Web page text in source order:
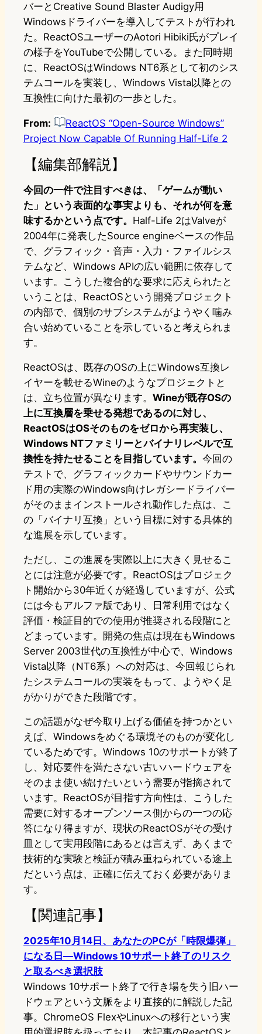
バーとCreative Sound Blaster Audigy用
Windowsドライバーを導入してテストが行われ
た。ReactOSユーザーのAotori Hibiki氏がプレイ
の様子をYouTubeで公開している。また同時期
に、ReactOSはWindows NT6系として初のシス
テムコールを実装し、Windows Vista以降との
互換性に向けた最初の一歩とした。
From:
ReactOS “Open-Source Windows”
Project Now Capable Of Running Half-Life 2
【編集部解説】
今回の一件で注目すべきは、「ゲームが動い
た」という表面的な事実よりも、それが何を意
味するかという点です。 Half-Life 2はValveが
2004年に発表したSource engineベースの作品
で、グラフィック・音声・入力・ファイルシス
テムなど、Windows APIの広い範囲に依存して
います。こうした複合的な要求に応えられたと
いうことは、ReactOSという開発プロジェクト
の内部で、個別のサブシステムがようやく噛み
合い始めていることを示していると考えられま
す。
ReactOSは、既存のOSの上にWindows互換レ
イヤーを載せるWineのようなプロジェクトと
は、立ち位置が異なります。 Wineが既存OSの
上に互換層を乗せる発想であるのに対し、
ReactOSはOSそのものをゼロから再実装し、
Windows NTファミリーとバイナリレベルで互
換性を持たせることを目指しています。 今回の
テストで、グラフィックカードやサウンドカー
ド用の実際のWindows向けレガシードライバー
がそのままインストールされ動作した点は、こ
の「バイナリ互換」という目標に対する具体的
な進展を示しています。
ただし、この進展を実際以上に大きく見せるこ
とには注意が必要です。ReactOSはプロジェク
ト開始から30年近くが経過していますが、公式
には今もアルファ版であり、日常利用ではなく
評価・検証目的での使用が推奨される段階にと
どまっています。開発の焦点は現在もWindows
Server 2003世代の互換性が中心で、Windows
Vista以降（NT6系）への対応は、今回報じられ
たシステムコールの実装をもって、ようやく足
がかりができた段階です。
この話題がなぜ今取り上げる価値を持つかとい
えば、Windowsをめぐる環境そのものが変化し
ているためです。Windows 10のサポートが終了
し、対応要件を満たさない古いハードウェアを
そのまま使い続けたいという需要が指摘されて
います。ReactOSが目指す方向性は、こうした
需要に対するオープンソース側からの一つの応
答になり得ますが、現状のReactOSがその受け
皿として実用段階にあるとは言えず、あくまで
技術的な実験と検証が積み重ねられている途上
だという点は、正確に伝えておく必要がありま
す。
【関連記事】
2025年10月14日、あなたのPCが「時限爆弾」
になる日—Windows 10サポート終了のリスク
と取るべき選択肢
Windows 10サポート終了で行き場を失う旧ハー
ドウェアという文脈をより直接的に解説した記
事。ChromeOS FlexやLinuxへの移行という実